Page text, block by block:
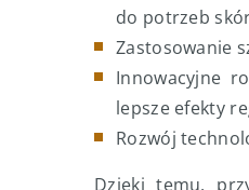
do potrzeb
Zastosowanie
Innowacyjne
lepsze efekty
Rozwój
Dzięki temu,